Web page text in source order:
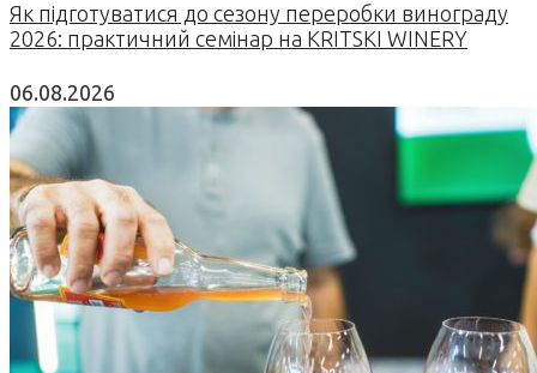
Як підготуватися до сезону переробки винограду
2026: практичний семінар на KRITSKI WINERY
06.08.2026